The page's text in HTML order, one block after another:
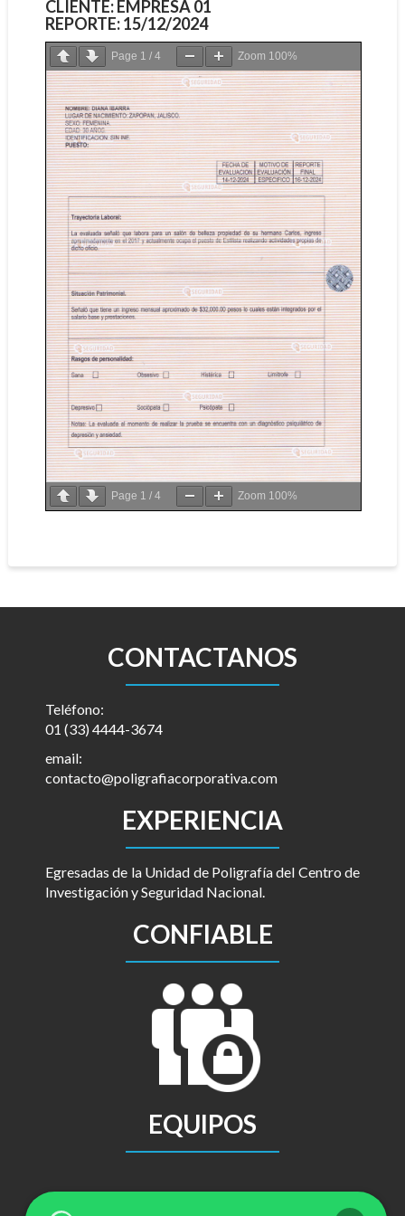
CLIENTE: EMPRESA 01
REPORTE: 15/12/2024
Page 1 / 4 Zoom 100%
Page 1 / 4 Zoom 100%
CONTACTANOS
Teléfono:
01 (33) 4444-3674
email:
contacto@poligrafiacorporativa.com
EXPERIENCIA
Egresadas de la Unidad de Poligrafía del Centro de
Investigación y Seguridad Nacional.
CONFIABLE
EQUIPOS